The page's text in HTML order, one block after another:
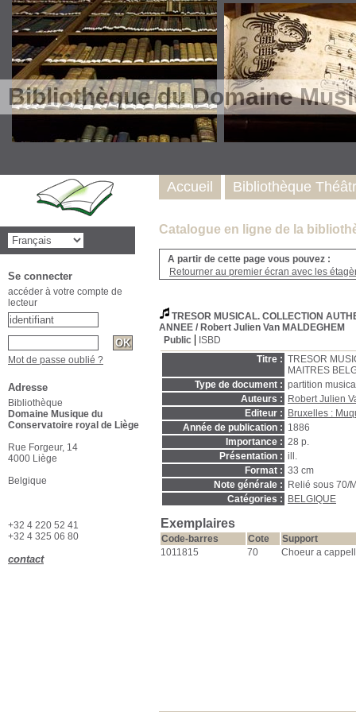
Bibliothèque du Domaine
Catalogue en ligne de la
A partir de cette page vous pouvez :
Retourner au premier écran avec les
TRESOR MUSICAL. COLLECTION
ANNEE / Robert Julien Van MALDEGHEM
Public
ISBD
Titre : TRESOR
MAITRES
Type de document : partition
Auteurs :
Robert Julien
Editeur :
Bruxelles :
Année de publication : 1886
Importance : 28 p.
Présentation : ill.
Format : 33 cm
Note générale :
Relié sous 70/
Catégories :
BELGIQUE
Exemplaires
Code-barres Cote
Support
1011815
70 Choeur a
Accueil Bibliothèque
Se connecter
accéder à votre compte de
lecteur
Mot de passe oublié ?
Adresse
Bibliothèque
Domaine Musique du
Conservatoire royal de Liège
Rue Forgeur, 14
4000 Liège
Belgique
+32 4 220 52 41
+32 4 325 06 80
contact